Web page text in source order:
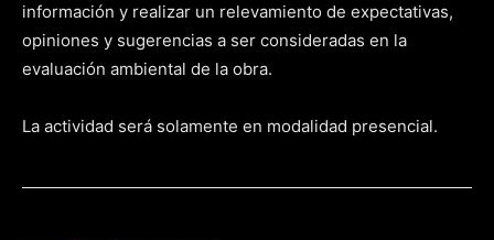
información y realizar un relevamiento de expectativas,
opiniones y sugerencias a ser consideradas en la
evaluación ambiental de la obra.
La actividad será solamente en modalidad presencial.